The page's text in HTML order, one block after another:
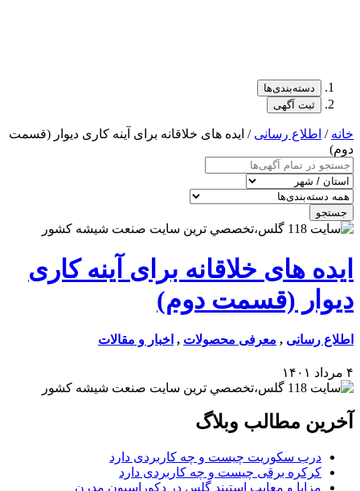
دسته‌بندی‌ها
ثبت آگهی
خانه / اطلاع رسانی / ایده های خلاقانه برای آینه کاری دیوار (قسمت
دوم)
جستجو
ایده های خلاقانه برای آینه کاری
دیوار (قسمت دوم)
اطلاع رسانی , معرفی محصولات , اخبار و مقالات
۴ مرداد ۱۴۰۱
آخرین مطالب وبلاگ
درب سکوریت چیست و چه کاربردی دارد
کرکره برقی چیست و چه کاربردی دارد
مزایا و معایب استیند گلس در دکوراسیون مدرن